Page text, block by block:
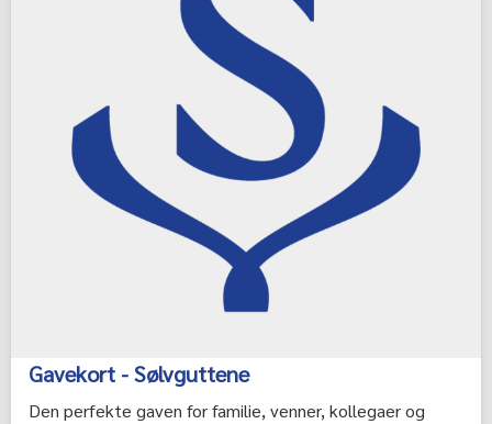
Gavekort - Sølvguttene
Den perfekte gaven for familie, venner, kollegaer og